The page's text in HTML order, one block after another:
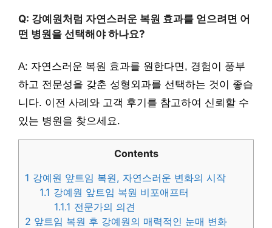
Q: 강예원처럼 자연스러운 복원 효과를 얻으려면 어
떤 병원을 선택해야 하나요?
A: 자연스러운 복원 효과를 원한다면, 경험이 풍부
하고 전문성을 갖춘 성형외과를 선택하는 것이 좋습
니다. 이전 사례와 고객 후기를 참고하여 신뢰할 수
있는 병원을 찾으세요.
Contents
1 강예원 앞트임 복원, 자연스러운 변화의 시작
1.1 강예원 앞트임 복원 비포애프터
1.1.1 전문가의 의견
2 앞트임 복원 후 강예원의 매력적인 눈매 변화